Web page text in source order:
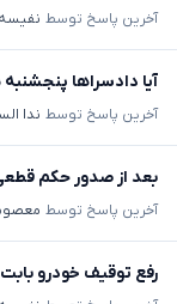
آخرین پاسخ توسط
آیا دادسراها
آخرین پاسخ توسط ندا
بعد از صدور حکم
آخرین پاسخ توسط
رفع توقیف خودرو